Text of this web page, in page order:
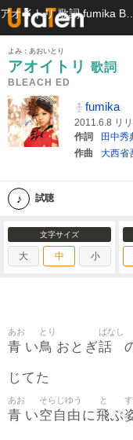
よみ：あおいとり
アオイトリ 歌詞
BLEACH ED
fumika
2011.6.8 リ
作詞
田中秀
作曲
大西省
試聴
文字サイズ
大 中 小
青
あお
い鳥
とり
おとぎ話
ばなし
じてた
青
あお
い空自由
そらじゆう
に飛
と
ぶ